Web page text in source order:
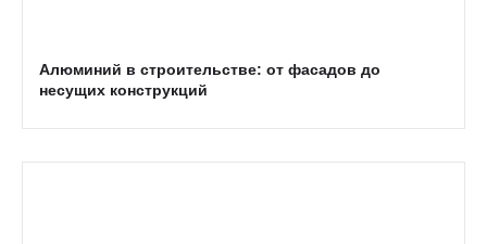
Алюминий в строительстве: от фасадов до
несущих конструкций